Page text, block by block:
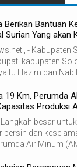
Berikan Bantuan
Surian Yang akan
, - Kabupaten
kabupaten
Hazim dan
19 Km, Perumda
Produksi
Langkah besar
bersih dan
Air Minum